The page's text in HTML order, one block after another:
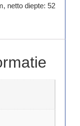
netto diepte: 52